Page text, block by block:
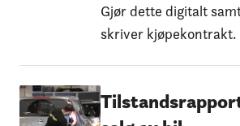
Gjør dette digitalt
skriver kjøpekontrakt.